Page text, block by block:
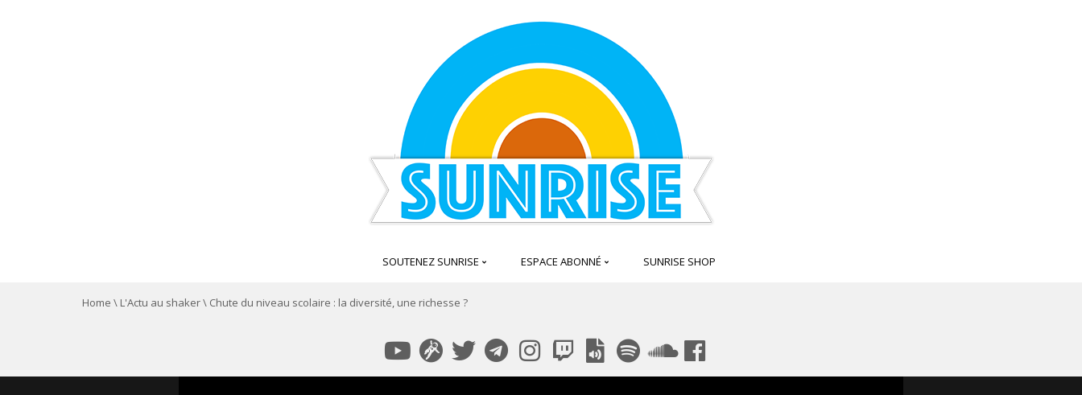
SOUTENEZ SUNRISE ESPACE ABONNÉ SUNRISE SHOP
Home \ L'Actu au shaker\ Chute du niveau scolaire : la diversité, une richesse ?